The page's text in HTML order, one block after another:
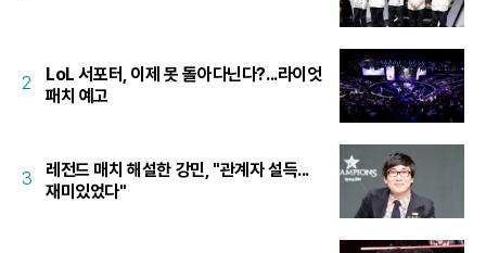
2
LoL 서포터, 이제 못 돌아다닌다?...라이엇
패치 예고
3
레전드 매치 해설한 강민, "관계자 설득...
재미있었다"